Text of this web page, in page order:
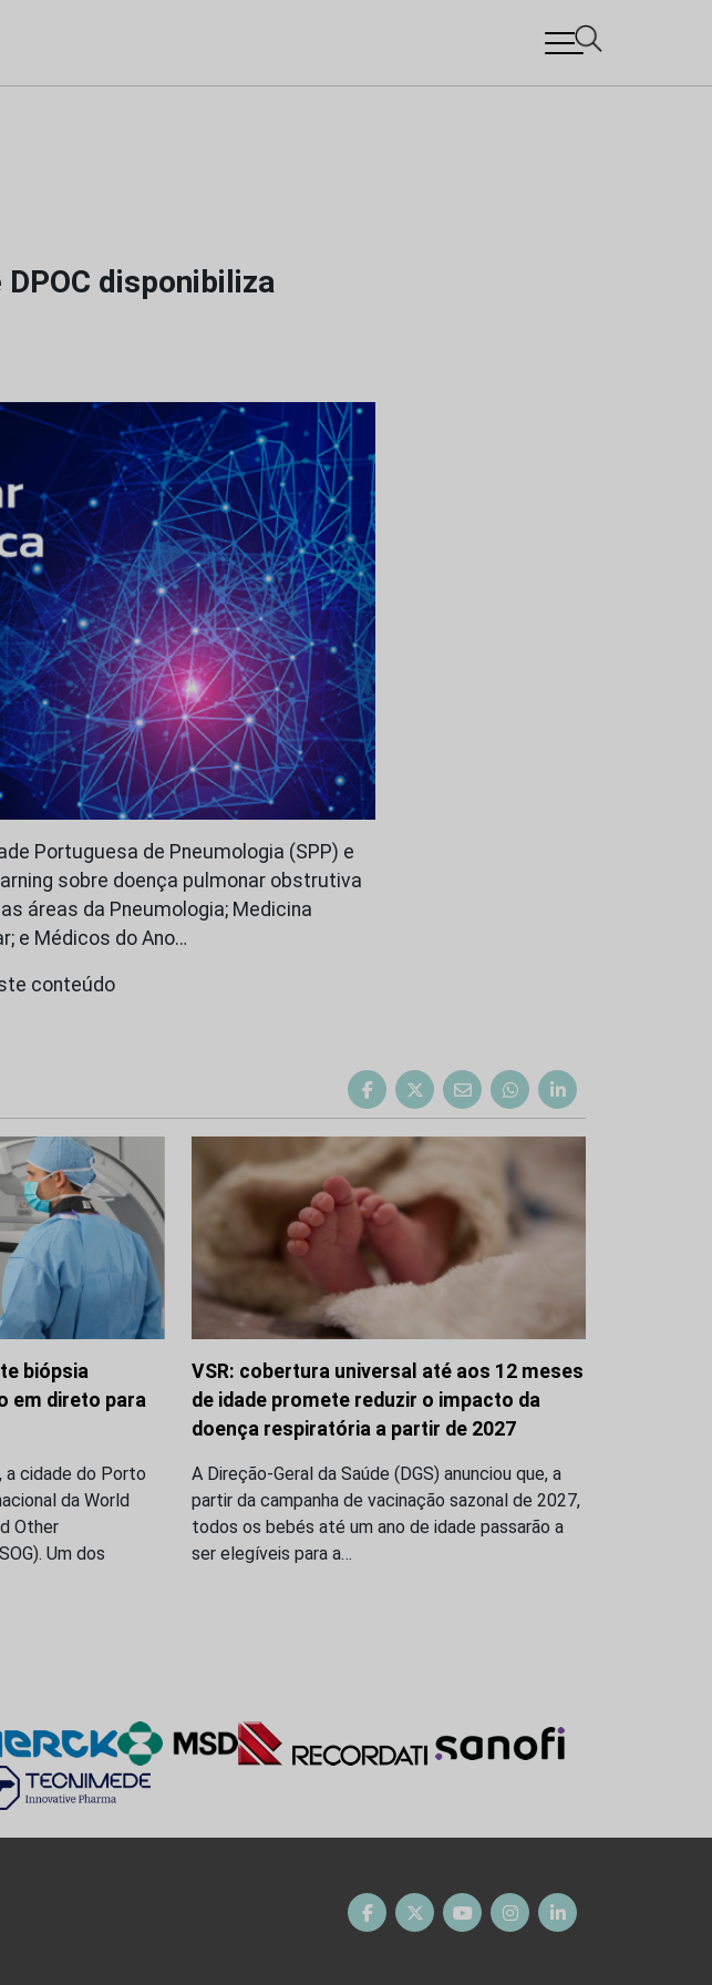
disponibiliza
Portuguesa de Pneumologia (SPP) e
sobre doença pulmonar obstrutiva
áreas da Pneumologia; Medicina
e Médicos do Ano…
conteúdo
biópsia
em direto para
a cidade do Porto
da World
Other
Um dos
VSR: cobertura universal até aos 12 meses
de idade promete reduzir o impacto da
doença respiratória a partir de 2027
A Direção-Geral da Saúde (DGS) anunciou que, a
partir da campanha de vacinação sazonal de 2027,
todos os bebés até um ano de idade passarão a
ser elegíveis para a…